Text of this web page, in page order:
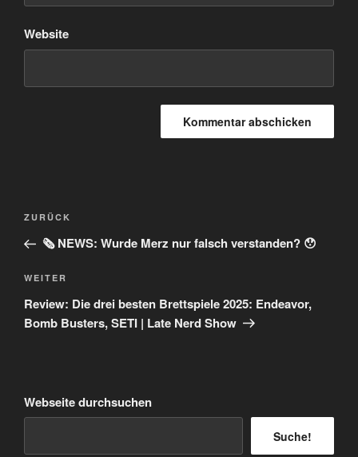
Website
Beitragsnavigation
Vorheriger
Beitrag
ZURÜCK
🗞️ NEWS: Wurde Merz nur falsch verstanden? 😯
Nächster
Beitrag
WEITER
Review: Die drei besten Brettspiele 2025: Endeavor,
Bomb Busters, SETI | Late Nerd Show
Webseite durchsuchen
Suche!